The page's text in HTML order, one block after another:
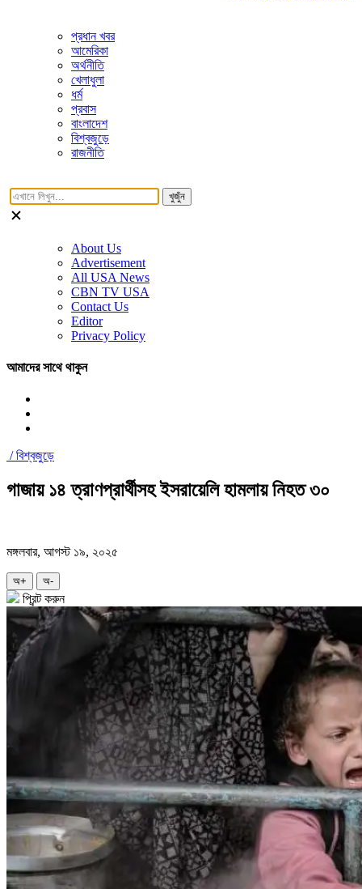
প্রধান খবর
আমেরিকা
অর্থনীতি
খেলাধুলা
ধর্ম
প্রবাস
বাংলাদেশ
বিশ্বজুড়ে
রাজনীতি
খুজুঁন
About Us
Advertisement
All USA News
CBN TV USA
Contact Us
Editor
Privacy Policy
আমাদের সাথে থাকুন
/বিশ্বজুড়ে
গাজায় ১৪ ত্রাণপ্রার্থীসহ ইসরায়েলি হামলায় নিহত ৩০
মঙ্গলবার, আগস্ট ১৯, ২০২৫
অ+ অ-
প্রিন্ট করুন